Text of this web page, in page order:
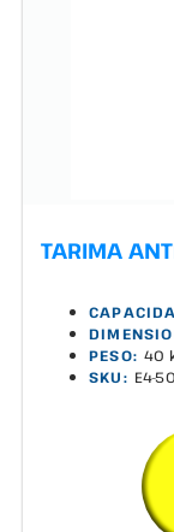
TARIMA
PESO: 40
SKU: E4-